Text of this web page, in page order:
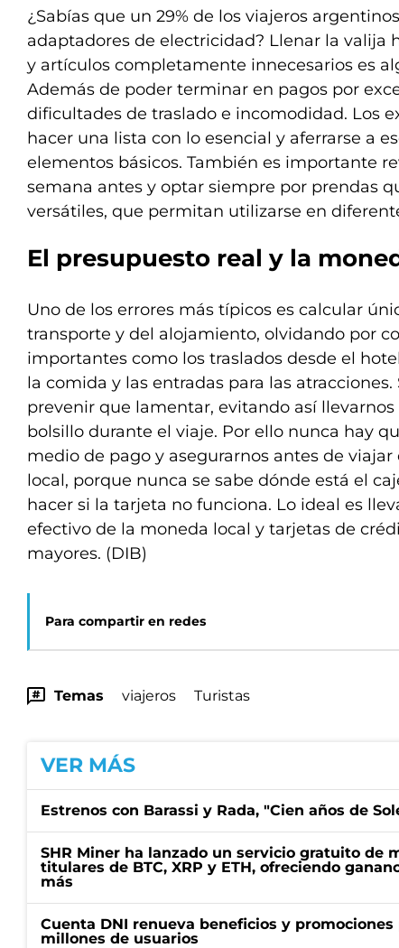
¿Sabías que un 29% de los viajeros
adaptadores de electricidad? Llenar la valija
y artículos completamente innecesarios es
Además de poder terminar en pagos por
dificultades de traslado e incomodidad. Los
hacer una lista con lo esencial y aferrarse a
elementos básicos. También es importante
semana antes y optar siempre por prendas
versátiles, que permitan utilizarse en
El presupuesto real y la
Uno de los errores más típicos es calcular
transporte y del alojamiento, olvidando por
importantes como los traslados desde el
la comida y las entradas para las
prevenir que lamentar, evitando así
bolsillo durante el viaje. Por ello nunca hay
medio de pago y asegurarnos antes de
local, porque nunca se sabe dónde está el
hacer si la tarjeta no funciona. Lo ideal es
efectivo de la moneda local y tarjetas de
mayores. (DIB)
Para compartir en redes
Temas viajeros Turistas
VER MÁS
Estrenos con Barassi y Rada, "Cien años de
SHR Miner ha lanzado un servicio gratuito de
titulares de BTC, XRP y ETH, ofreciendo
más
Cuenta DNI renueva beneficios y promociones
millones de usuarios